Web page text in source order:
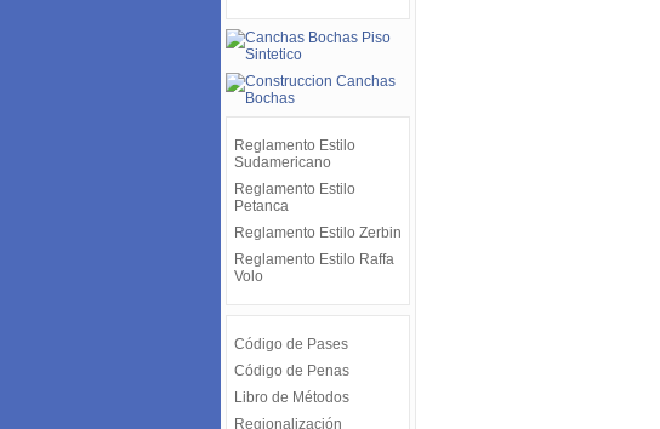
Reglamento Estilo
Sudamericano
Reglamento Estilo
Petanca
Reglamento Estilo Zerbin
Reglamento Estilo Raffa
Volo
Código de Pases
Código de Penas
Libro de Métodos
Regionalización